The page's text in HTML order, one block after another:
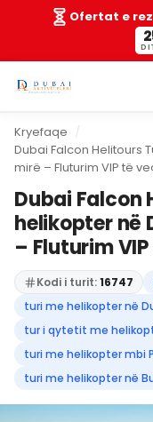
Ofertat e
Kryefaqe
Dubai Falcon Helitours
mirë – Fluturim VIP të
Dubai Falcon
helikopter në
– Fluturim
Kodi i turit:16747
turi me helikopter në
tur i qytetit me
turi me helikopter mbi
turi me helikopter në